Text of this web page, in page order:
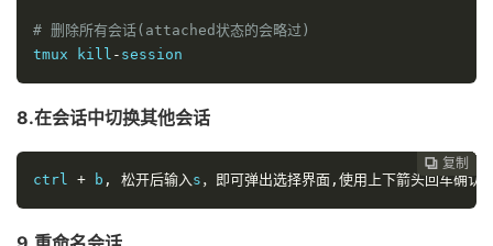
# 删除所有会话(attached状态的会略过)
tmux
kill - session
8.在会话中切换其他会话
 复制
 复制
 复制
 复制
 复制
ctrl + b , 松开后输入s ，即可弹出选择界面,使用上下箭头回车确认